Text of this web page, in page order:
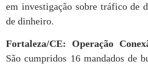
em investigação sobre tráfico de
de dinheiro.
Fortaleza/CE: Operação
São cumpridos 16 mandados de